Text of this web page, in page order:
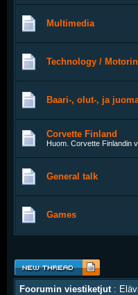
Multimedia
Technology /
Baari-, olut-, ja
Corvette Finland
Huom. Corvette Finlandin
General talk
Games
Foorumin viestiketjut: